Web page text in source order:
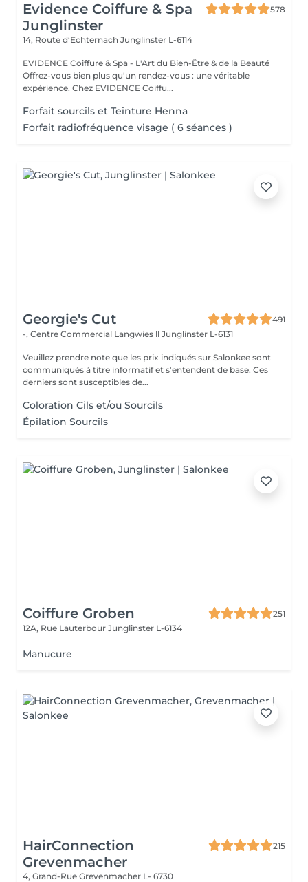
Evidence Coiffure & Spa
Junglinster
578
14, Route d‘Echternach Junglinster L-6114
EVIDENCE Coiffure & Spa - L'Art du Bien-Être & de la Beauté
Offrez-vous bien plus qu'un rendez-vous : une véritable
expérience. Chez EVIDENCE Coiffu...
Forfait sourcils et Teinture Henna
Forfait radiofréquence visage ( 6 séances )
Georgie's Cut
491
-, Centre Commercial Langwies ll Junglinster L-6131
Veuillez prendre note que les prix indiqués sur Salonkee sont
communiqués à titre informatif et s'entendent de base. Ces
derniers sont susceptibles de...
Coloration Cils et/ou Sourcils
Épilation Sourcils
Coiffure Groben
251
12A, Rue Lauterbour Junglinster L-6134
Manucure
HairConnection
Grevenmacher
215
4, Grand-Rue Grevenmacher L- 6730